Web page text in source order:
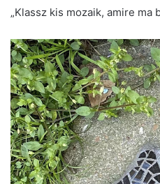
„Klassz kis mozaik, amire ma